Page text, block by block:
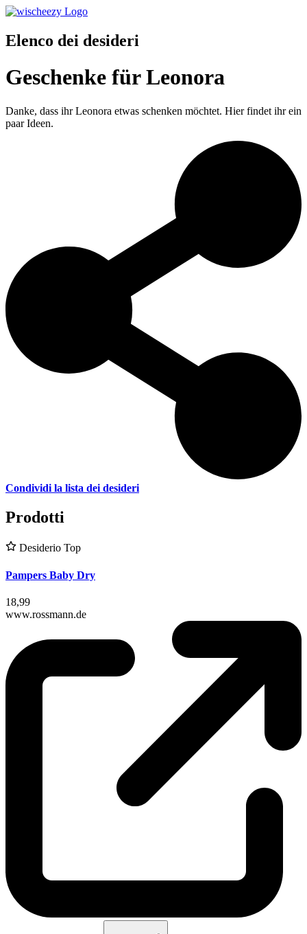
Elenco dei desideri
Geschenke für Leonora
Danke, dass ihr Leonora etwas schenken möchtet. Hier findet ihr ein
paar Ideen.
Condividi la lista dei desideri
Prodotti
Desiderio Top
Pampers Baby Dry
18,99
www.rossmann.de